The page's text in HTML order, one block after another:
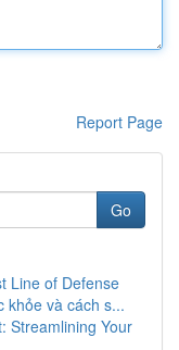
Report Page
Go
Line of Defense
khỏe và cách s...
Streamlining Your